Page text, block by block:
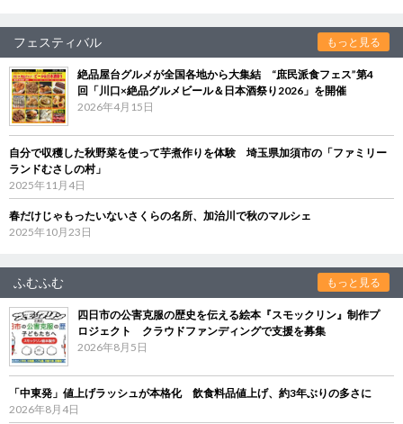
フェスティバル もっと見る
絶品屋台グルメが全国各地から大集結 “庶民派食フェス”第4
回「川口×絶品グルメビール＆日本酒祭り2026」を開催
2026年4月15日
自分で収穫した秋野菜を使って芋煮作りを体験 埼玉県加須市の「ファミリー
ランドむさしの村」
2025年11月4日
春だけじゃもったいないさくらの名所、加治川で秋のマルシェ
2025年10月23日
ふむふむ もっと見る
四日市の公害克服の歴史を伝える絵本『スモックリン』制作プ
ロジェクト クラウドファンディングで支援を募集
2026年8月5日
「中東発」値上げラッシュが本格化 飲食料品値上げ、約3年ぶりの多さに
2026年8月4日